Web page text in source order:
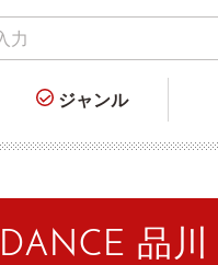
ジャンル
品川